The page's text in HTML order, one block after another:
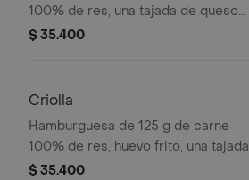
100% de res, una tajada de queso
tipo mozzarella, guacamole, fríjol
$ 35.400
Criolla
Hamburguesa de 125 g de carne
100% de res, huevo frito, una tajada
de queso tipo mozzarella, cebolla
$ 35.400